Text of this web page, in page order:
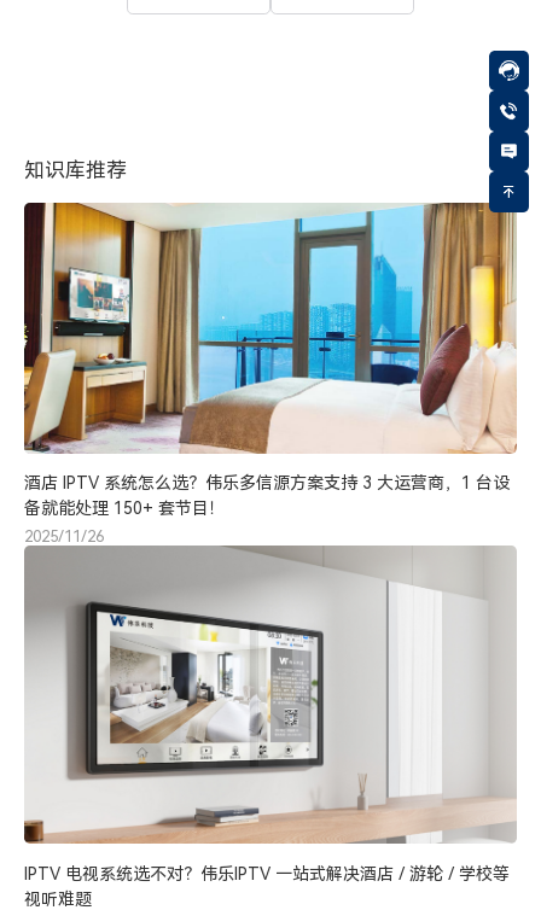
知识库推荐
酒店 IPTV 系统怎么选？伟乐多信源方案支持 3 大运营商，1 台设
备就能处理 150+ 套节目！
2025/11/26
IPTV 电视系统选不对？伟乐IPTV 一站式解决酒店 / 游轮 / 学校等
视听难题